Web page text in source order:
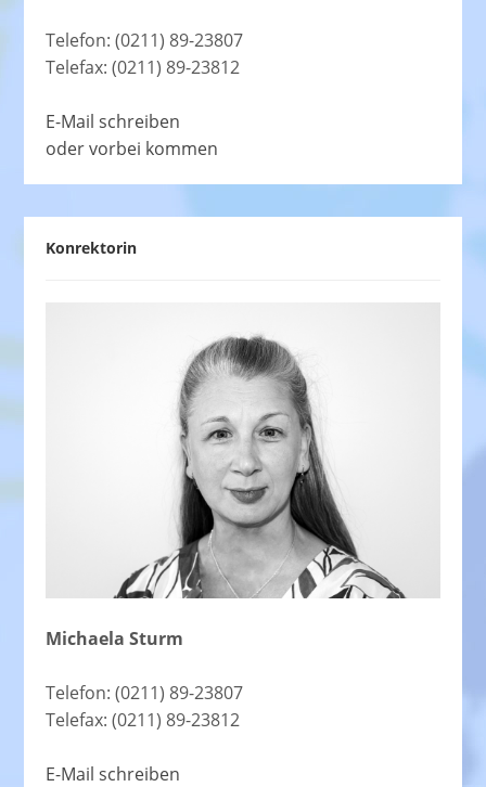
Telefon: (0211) 89-23807
Telefax: (0211) 89-23812
E-Mail schreiben
oder vorbei kommen
Konrektorin
Michaela Sturm
Telefon: (0211) 89-23807
Telefax: (0211) 89-23812
E-Mail schreiben